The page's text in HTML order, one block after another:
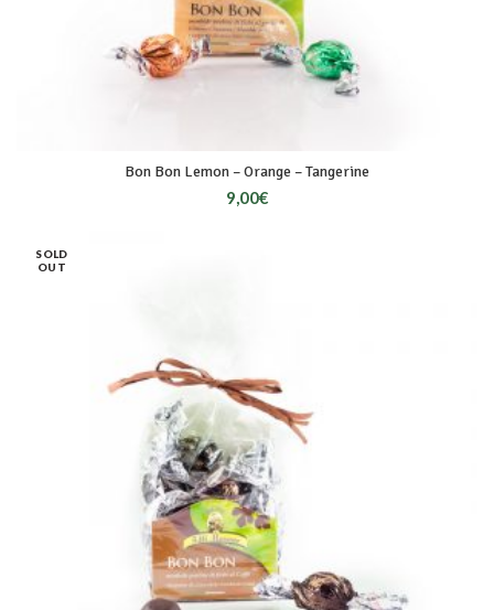
Bon Bon Lemon – Orange – Tangerine
9,00€
SOLD
OUT